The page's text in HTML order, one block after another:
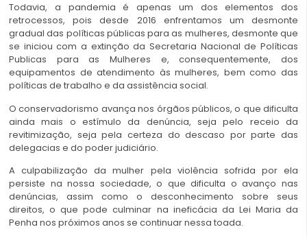
Todavia, a pandemia é apenas um dos elementos dos
retrocessos, pois desde 2016 enfrentamos um desmonte
gradual das políticas públicas para as mulheres, desmonte que
se iniciou com a extinção da Secretaria Nacional de Políticas
Publicas para as Mulheres e, consequentemente, dos
equipamentos de atendimento às mulheres, bem como das
políticas de trabalho e da assistência social.
O conservadorismo avança nos órgãos públicos, o que dificulta
ainda mais o estímulo da denúncia, seja pelo receio da
revitimização, seja pela certeza do descaso por parte das
delegacias e do poder judiciário.
A culpabilização da mulher pela violência sofrida por ela
persiste na nossa sociedade, o que dificulta o avanço nas
denúncias, assim como o desconhecimento sobre seus
direitos, o que pode culminar na ineficácia da Lei Maria da
Penha nos próximos anos se continuar nessa toada.